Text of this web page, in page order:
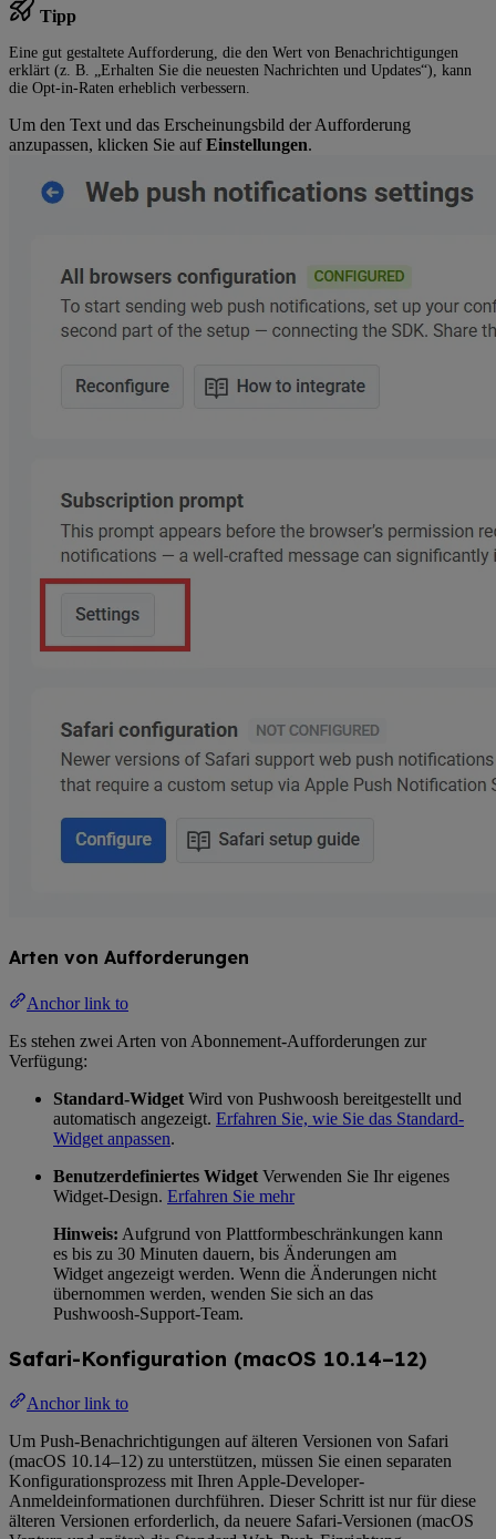
Tipp
Eine gut gestaltete Aufforderung, die den Wert von Benachrichtigungen
erklärt (z. B. „Erhalten Sie die neuesten Nachrichten und Updates“), kann
die Opt-in-Raten erheblich verbessern.
Um den Text und das Erscheinungsbild der Aufforderung
anzupassen, klicken Sie aufEinstellungen.
Arten von Aufforderungen
Anchor link to
Es stehen zwei Arten von Abonnement-Aufforderungen zur
Verfügung:
Standard-Widget Wird von Pushwoosh bereitgestellt und
automatisch angezeigt. Erfahren Sie, wie Sie das Standard-
Widget anpassen.
Benutzerdefiniertes Widget Verwenden Sie Ihr eigenes
Widget-Design. Erfahren Sie mehr
Hinweis: Aufgrund von Plattformbeschränkungen kann
es bis zu 30 Minuten dauern, bis Änderungen am
Widget angezeigt werden. Wenn die Änderungen nicht
übernommen werden, wenden Sie sich an das
Pushwoosh-Support-Team.
Safari-Konfiguration (macOS 10.14–12)
Anchor link to
Um Push-Benachrichtigungen auf älteren Versionen von Safari
(macOS 10.14–12) zu unterstützen, müssen Sie einen separaten
Konfigurationsprozess mit Ihren Apple-Developer-
Anmeldeinformationen durchführen. Dieser Schritt ist nur für diese
älteren Versionen erforderlich, da neuere Safari-Versionen (macOS